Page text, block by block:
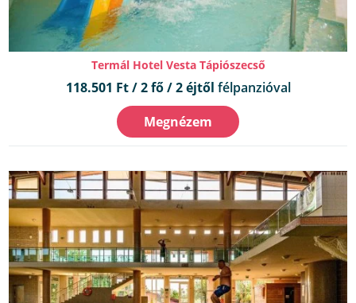
Termál Hotel Vesta Tápiószecső
118.501 Ft / 2 fő / 2 éjtől félpanzióval
Megnézem